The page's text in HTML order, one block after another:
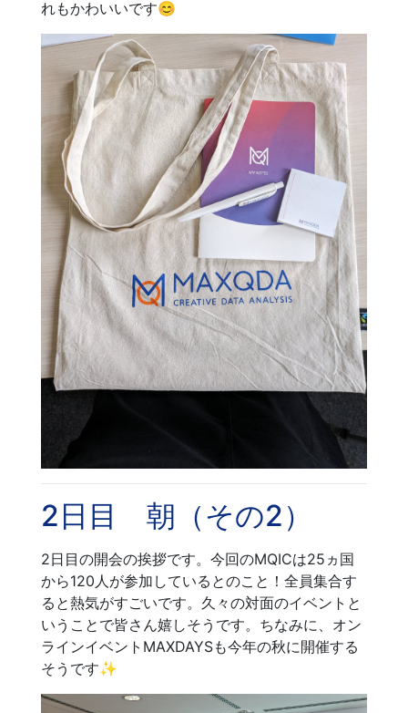
れもかわいいです😊
2日目 朝（その2）
2日目の開会の挨拶です。今回のMQICは25ヵ国
から120人が参加しているとのこと！全員集合す
ると熱気がすごいです。久々の対面のイベントと
いうことで皆さん嬉しそうです。ちなみに、オン
ラインイベントMAXDAYSも今年の秋に開催する
そうです✨